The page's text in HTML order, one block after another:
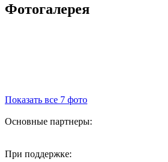
Фотогалерея
Показать все 7 фото
Основные партнеры:
При поддержке: